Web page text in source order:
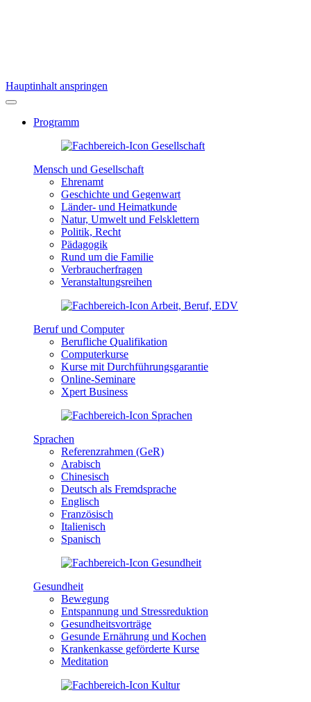
Hauptinhalt anspringen
Programm
Mensch und Gesellschaft
Ehrenamt
Geschichte und Gegenwart
Länder- und Heimatkunde
Natur, Umwelt und Felsklettern
Politik, Recht
Pädagogik
Rund um die Familie
Verbraucherfragen
Veranstaltungsreihen
Beruf und Computer
Berufliche Qualifikation
Computerkurse
Kurse mit Durchführungsgarantie
Online-Seminare
Xpert Business
Sprachen
Referenzrahmen (GeR)
Arabisch
Chinesisch
Deutsch als Fremdsprache
Englisch
Französisch
Italienisch
Spanisch
Gesundheit
Bewegung
Entspannung und Stressreduktion
Gesundheitsvorträge
Gesunde Ernährung und Kochen
Krankenkasse geförderte Kurse
Meditation